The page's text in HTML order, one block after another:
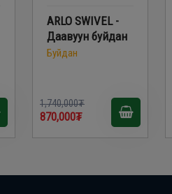
ARLO SWIVEL -
Даавуун буйдан
Буйдан
1,740,000₮
870,000₮